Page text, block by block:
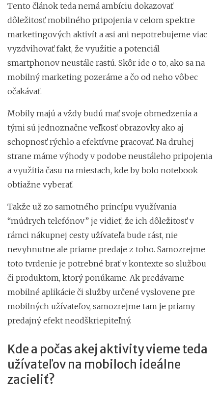
Tento článok teda nemá ambíciu dokazovať
dôležitosť mobilného pripojenia v celom spektre
marketingových aktivít a asi ani nepotrebujeme viac
vyzdvihovať fakt, že využitie a potenciál
smartphonov neustále rastú. Skôr ide o to, ako sa na
mobilný marketing pozeráme a čo od neho vôbec
očakávať.
Mobily majú a vždy budú mať svoje obmedzenia a
tými sú jednoznačne veľkosť obrazovky ako aj
schopnosť rýchlo a efektívne pracovať. Na druhej
strane máme výhody v podobe neustáleho pripojenia
a využitia času na miestach, kde by bolo notebook
obtiažne vyberať.
Takže už zo samotného princípu využívania
“múdrych telefónov” je vidieť, že ich dôležitosť v
rámci nákupnej cesty užívateľa bude rást, nie
nevyhnutne ale priame predaje z toho. Samozrejme
toto tvrdenie je potrebné brať v kontexte so službou
či produktom, ktorý ponúkame. Ak predávame
mobilné aplikácie či služby určené vyslovene pre
mobilných užívateľov, samozrejme tam je priamy
predajný efekt neodškriepiteľný.
Kde a počas akej aktivity vieme teda
užívateľov na mobiloch ideálne
zacieliť?